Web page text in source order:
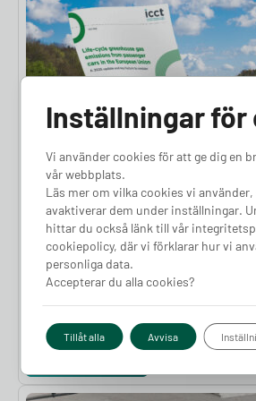
Allmänt 5 min läsning
Elbilar minskar utsläppen
visar ny EU-studie
Elbilar är det överlägset bästa alternativet
klimatpåverkan från personbilar i EU.
rapport från International Council on
(ICCT), där man analyserat hela
Läs vidare
Inställningar för
Vi använder cookies för att ge dig en
vår webbplats.
Läs mer om vilka cookies vi
avaktiverar dem under inställningar.
hittar du också länk till vår
cookiepolicy, där vi förklarar hur vi
personliga data.
Accepterar du alla cookies?
Tillåt alla Avvisa